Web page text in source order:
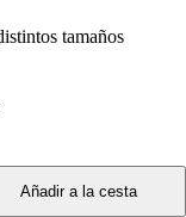
Añadir a la cesta